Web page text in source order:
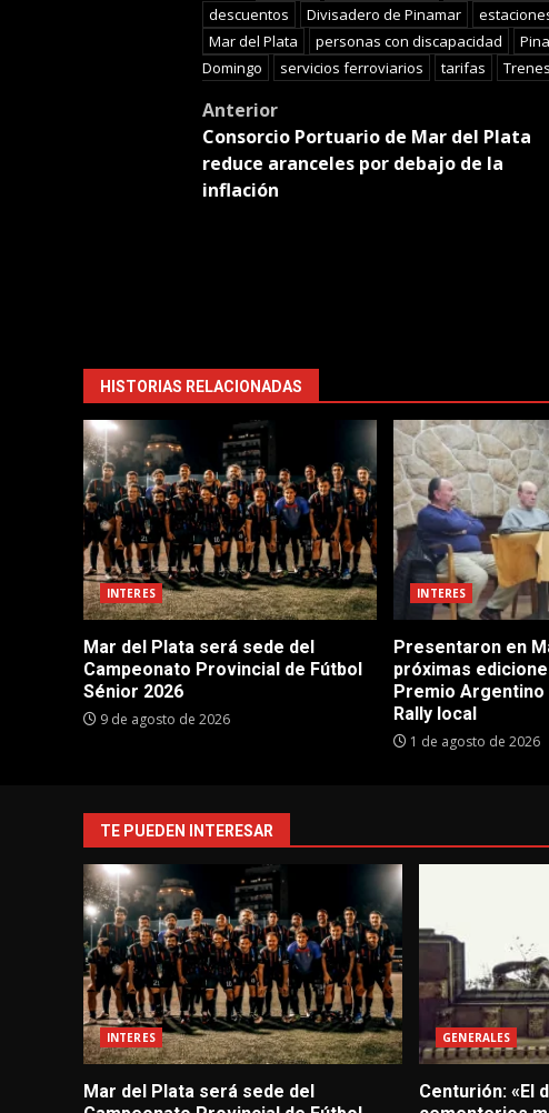
descuentos
Divisadero de Pinamar
Mar del Plata
personas con discapacidad
Domingo
servicios ferroviarios tarifas
Post
navigation
Anterior
Consorcio Portuario de Mar del Plata
reduce aranceles por debajo de la
inflación
HISTORIAS RELACIONADAS
INTERES
Mar del Plata será sede del
Campeonato Provincial de Fútbol
Sénior 2026
9 de agosto de 2026
INTERES
Presentaron en
próximas
Premio Argentino
Rally local
1 de agosto de 2026
TE PUEDEN INTERESAR
INTERES
Mar del Plata será sede del
GENERALES
Centurión: «El